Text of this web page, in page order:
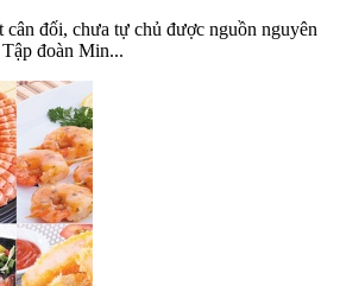
đối, chưa tự chủ được nguồn nguyên
đoàn Min...